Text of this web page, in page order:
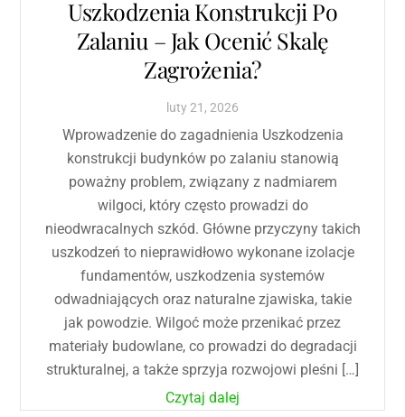
Uszkodzenia Konstrukcji Po
Zalaniu – Jak Ocenić Skalę
Zagrożenia?
luty21 , 2026
Wprowadzenie do zagadnienia Uszkodzenia
konstrukcji budynków po zalaniu stanowią
poważny problem, związany z nadmiarem
wilgoci, który często prowadzi do
nieodwracalnych szkód. Główne przyczyny takich
uszkodzeń to nieprawidłowo wykonane izolacje
fundamentów, uszkodzenia systemów
odwadniających oraz naturalne zjawiska, takie
jak powodzie. Wilgoć może przenikać przez
materiały budowlane, co prowadzi do degradacji
strukturalnej, a także sprzyja rozwojowi pleśni […]
Czytaj dalej